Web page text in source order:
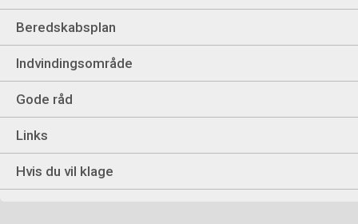
Beredskabsplan
Indvindingsområde
Gode råd
Links
Hvis du vil klage